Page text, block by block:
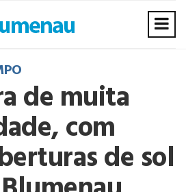
de muita
com
de sol